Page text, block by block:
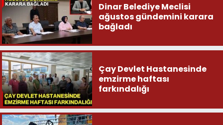
Dinar Belediye Meclisi
ağustos gündemini karara
bağladı
Çay Devlet Hastanesinde
emzirme haftası
farkındalığı